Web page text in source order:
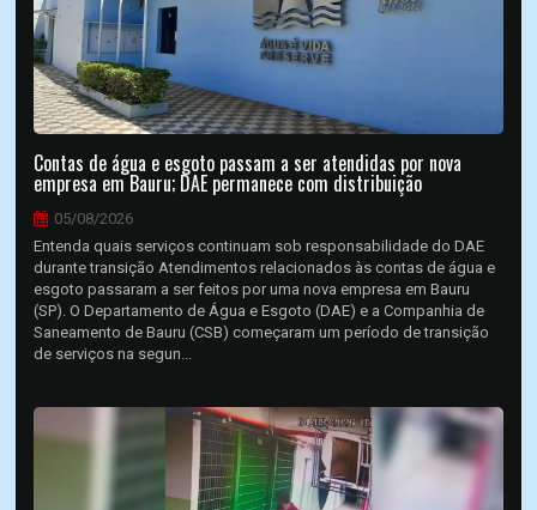
Contas de água e esgoto passam a ser atendidas por nova
empresa em Bauru; DAE permanece com distribuição
05/08/2026
Entenda quais serviços continuam sob responsabilidade do DAE
durante transição Atendimentos relacionados às contas de água e
esgoto passaram a ser feitos por uma nova empresa em Bauru
(SP). O Departamento de Água e Esgoto (DAE) e a Companhia de
Saneamento de Bauru (CSB) começaram um período de transição
de serviços na segun...